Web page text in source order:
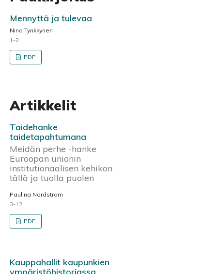
Mennyttä ja tulevaa
Nina Tynkkynen
1-2
PDF
Artikkelit
Taidehanke
taidetapahtumana
Meidän perhe -hanke
Euroopan unionin
institutionaalisen kehikon
tällä ja tuolla puolen
Paulina Nordström
3-12
PDF
Kauppahallit kaupunkien
ympäristöhistoriassa